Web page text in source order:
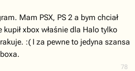
78
Mam PSX, PS 2 a bym chciał
xbox właśnie dla Halo tylko
:( I za pewne to jedyna szansa